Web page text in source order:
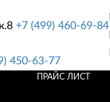
+7 (499) 460-69-84
450-63-77
ПРАЙС ЛИСТ